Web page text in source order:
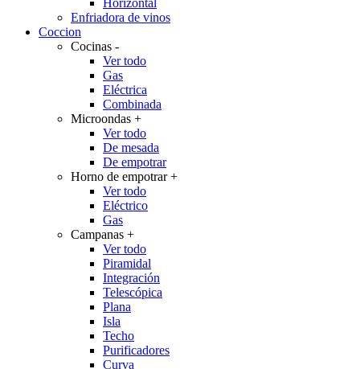
Horizontal
Enfriadora de vinos
Coccion
Cocinas -
Ver todo
Gas
Eléctrica
Combinada
Microondas +
Ver todo
De mesada
De empotrar
Horno de empotrar+
Ver todo
Eléctrico
Gas
Campanas +
Ver todo
Piramidal
Integración
Telescópica
Plana
Isla
Techo
Purificadores
Curva